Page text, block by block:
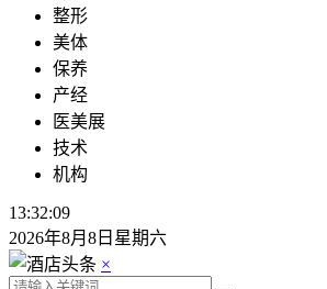
整形
美体
保养
产经
医美展
技术
机构
13:32:10
2026年8月8日星期六
×